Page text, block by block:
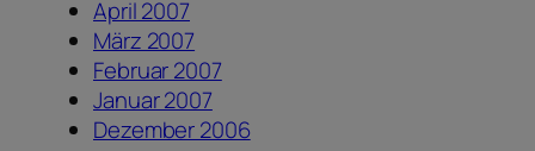
April 2007
März 2007
Februar 2007
Januar 2007
Dezember 2006